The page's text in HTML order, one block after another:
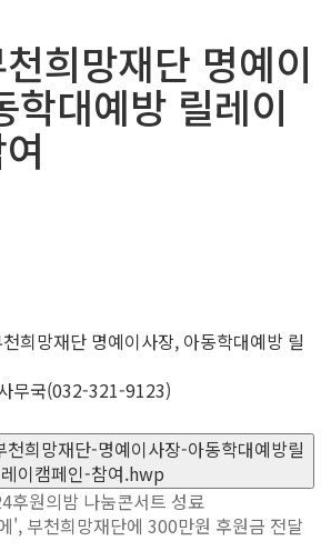
희망재단 명예이
학대예방 릴레이
희망재단 명예이사장, 아동학대예방 릴
무국(032-321-9123)
희망재단-명예이사장-아동학대예방릴
레이캠페인-참여.hwp
후원의밤 나눔콘서트 성료
', 부천희망재단에 300만원 후원금 전달